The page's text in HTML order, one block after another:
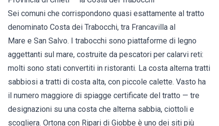
Sei comuni che corrispondono quasi esattamente al tratto
denominato Costa dei Trabocchi, tra Francavilla al
Mare e San Salvo. I trabocchi sono piattaforme di legno
aggettanti sul mare, costruite da pescatori per calarvi reti:
molti sono stati convertiti in ristoranti. La costa alterna tratti
sabbiosi a tratti di costa alta, con piccole calette. Vasto ha
il numero maggiore di spiagge certificate del tratto — tre
designazioni su una costa che alterna sabbia, ciottoli e
scogliera. Ortona con Ripari di Giobbe è uno dei siti più